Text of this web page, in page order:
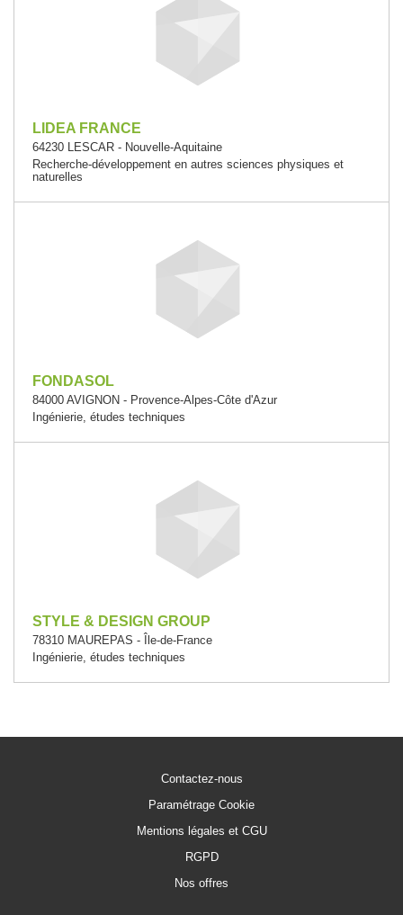
LIDEA FRANCE
64230 LESCAR - Nouvelle-Aquitaine
Recherche-développement en autres sciences physiques et
naturelles
FONDASOL
84000 AVIGNON - Provence-Alpes-Côte d'Azur
Ingénierie, études techniques
STYLE & DESIGN GROUP
78310 MAUREPAS - Île-de-France
Ingénierie, études techniques
Contactez-nous
Paramétrage Cookie
Mentions légales et CGU
RGPD
Nos offres